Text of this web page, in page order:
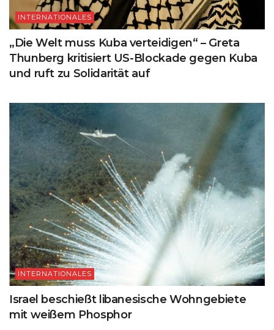
INTERNATIONALES
„Die Welt muss Kuba verteidigen“ – Greta
Thunberg kritisiert US-Blockade gegen Kuba
und ruft zu Solidarität auf
INTERNATIONALES
Israel beschießt libanesische Wohngebiete
mit weißem Phosphor